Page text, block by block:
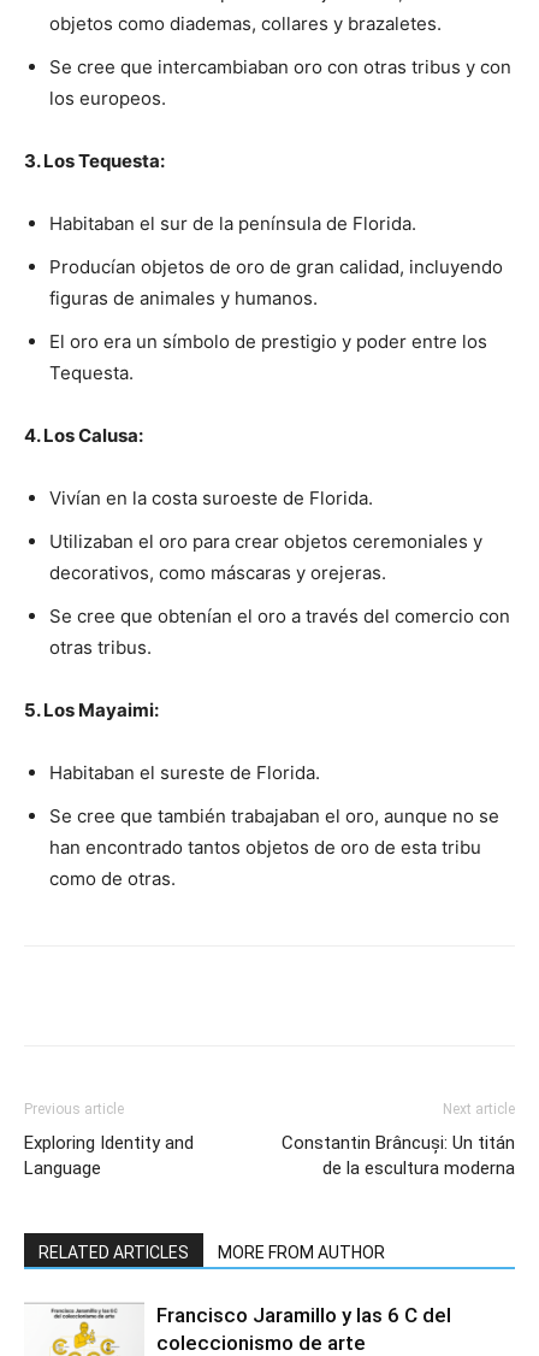
objetos como diademas, collares y brazaletes.
Se cree que intercambiaban oro con otras tribus y con
los europeos.
3. Los Tequesta:
Habitaban el sur de la península de Florida.
Producían objetos de oro de gran calidad, incluyendo
figuras de animales y humanos.
El oro era un símbolo de prestigio y poder entre los
Tequesta.
4. Los Calusa:
Vivían en la costa suroeste de Florida.
Utilizaban el oro para crear objetos ceremoniales y
decorativos, como máscaras y orejeras.
Se cree que obtenían el oro a través del comercio con
otras tribus.
5. Los Mayaimi:
Habitaban el sureste de Florida.
Se cree que también trabajaban el oro, aunque no se
han encontrado tantos objetos de oro de esta tribu
como de otras.
Previous article
Exploring Identity and
Language
Next article
Constantin Brâncuși: Un titán
de la escultura moderna
RELATED ARTICLES MORE FROM AUTHOR
Francisco Jaramillo y las 6 C del
coleccionismo de arte